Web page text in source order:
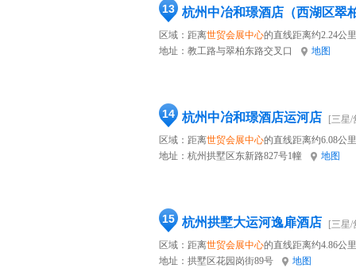
13 杭州中冶和璟酒店（西湖区翠
区域：距离世贸会展中心的直线距离约2.24公里
地址： 教工路与翠柏东路交叉口 地图
14 杭州中冶和璟酒店运河店
[三星/
区域：距离世贸会展中心的直线距离约6.08公里
地址： 杭州拱墅区东新路827号1幢 地图
15 杭州拱墅大运河逸扉酒店
[三星/
区域：距离世贸会展中心的直线距离约4.86公里
地址： 拱墅区花园岗街89号 地图